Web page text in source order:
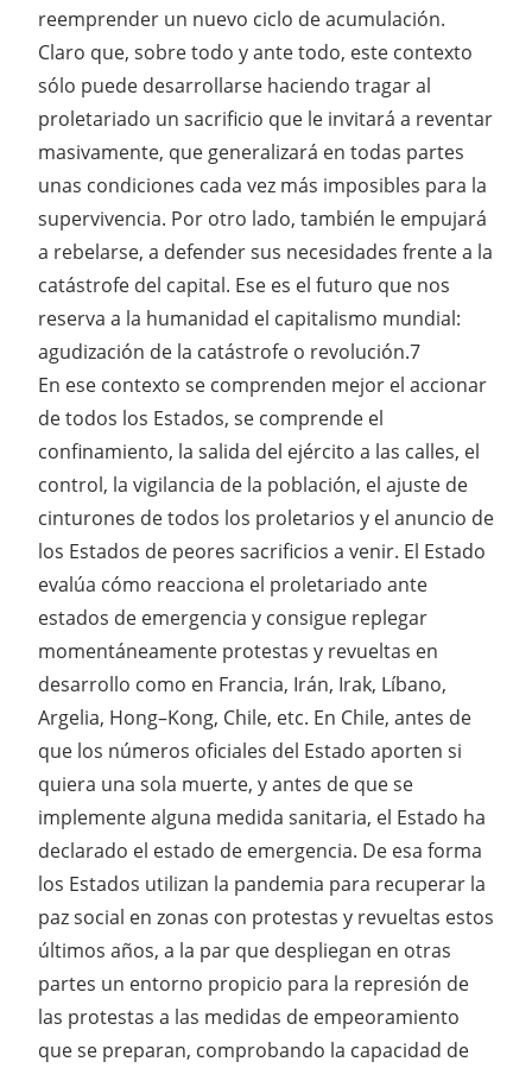
reemprender un nuevo ciclo de acumulación.
Claro que, sobre todo y ante todo, este contexto
sólo puede desarrollarse haciendo tragar al
proletariado un sacrificio que le invitará a reventar
masivamente, que generalizará en todas partes
unas condiciones cada vez más imposibles para la
supervivencia. Por otro lado, también le empujará
a rebelarse, a defender sus necesidades frente a la
catástrofe del capital. Ese es el futuro que nos
reserva a la humanidad el capitalismo mundial:
agudización de la catástrofe o revolución.7
En ese contexto se comprenden mejor el accionar
de todos los Estados, se comprende el
confinamiento, la salida del ejército a las calles, el
control, la vigilancia de la población, el ajuste de
cinturones de todos los proletarios y el anuncio de
los Estados de peores sacrificios a venir. El Estado
evalúa cómo reacciona el proletariado ante
estados de emergencia y consigue replegar
momentáneamente protestas y revueltas en
desarrollo como en Francia, Irán, Irak, Líbano,
Argelia, Hong–Kong, Chile, etc. En Chile, antes de
que los números oficiales del Estado aporten si
quiera una sola muerte, y antes de que se
implemente alguna medida sanitaria, el Estado ha
declarado el estado de emergencia. De esa forma
los Estados utilizan la pandemia para recuperar la
paz social en zonas con protestas y revueltas estos
últimos años, a la par que despliegan en otras
partes un entorno propicio para la represión de
las protestas a las medidas de empeoramiento
que se preparan, comprobando la capacidad de